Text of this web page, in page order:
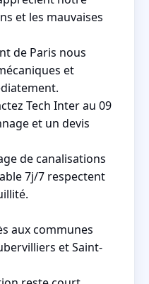
et les mauvaises
de Paris nous
et
Tech Inter au 09
et un devis
de canalisations
7j/7 respectent
aux communes
et Saint-